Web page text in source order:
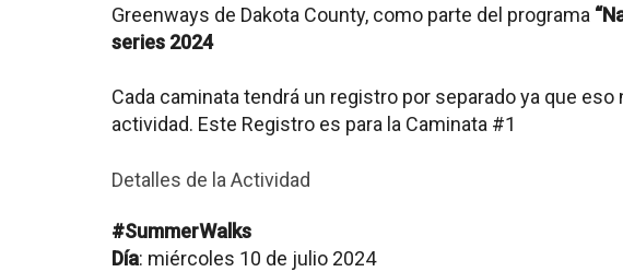
Greenways de Dakota County, como parte del programa
series 2024
Cada caminata tendrá un registro por separado ya que eso
actividad. Este Registro es para la Caminata #1
Detalles de la Actividad
#SummerWalks
Día: miércoles 10 de julio 2024